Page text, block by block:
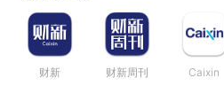
财新 财新周刊 Caixin